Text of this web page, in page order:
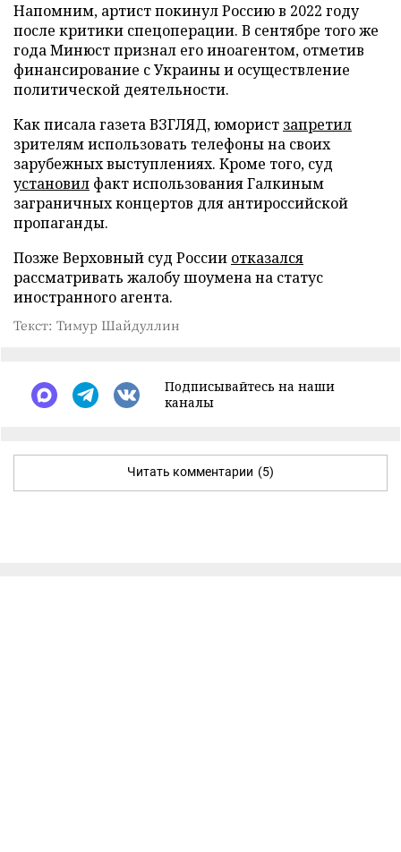
Напомним, артист покинул Россию в 2022 году
после критики спецоперации. В сентябре того же
года Минюст признал его иноагентом, отметив
финансирование с Украины и осуществление
политической деятельности.
Как писала газета ВЗГЛЯД, юморист запретил
зрителям использовать телефоны на своих
зарубежных выступлениях. Кроме того, суд
установил факт использования Галкиным
заграничных концертов для антироссийской
пропаганды.
Позже Верховный суд России отказался
рассматривать жалобу шоумена на статус
иностранного агента.
Текст: Тимур Шайдуллин
Подписывайтесь на наши
каналы
Читать комментарии (5)